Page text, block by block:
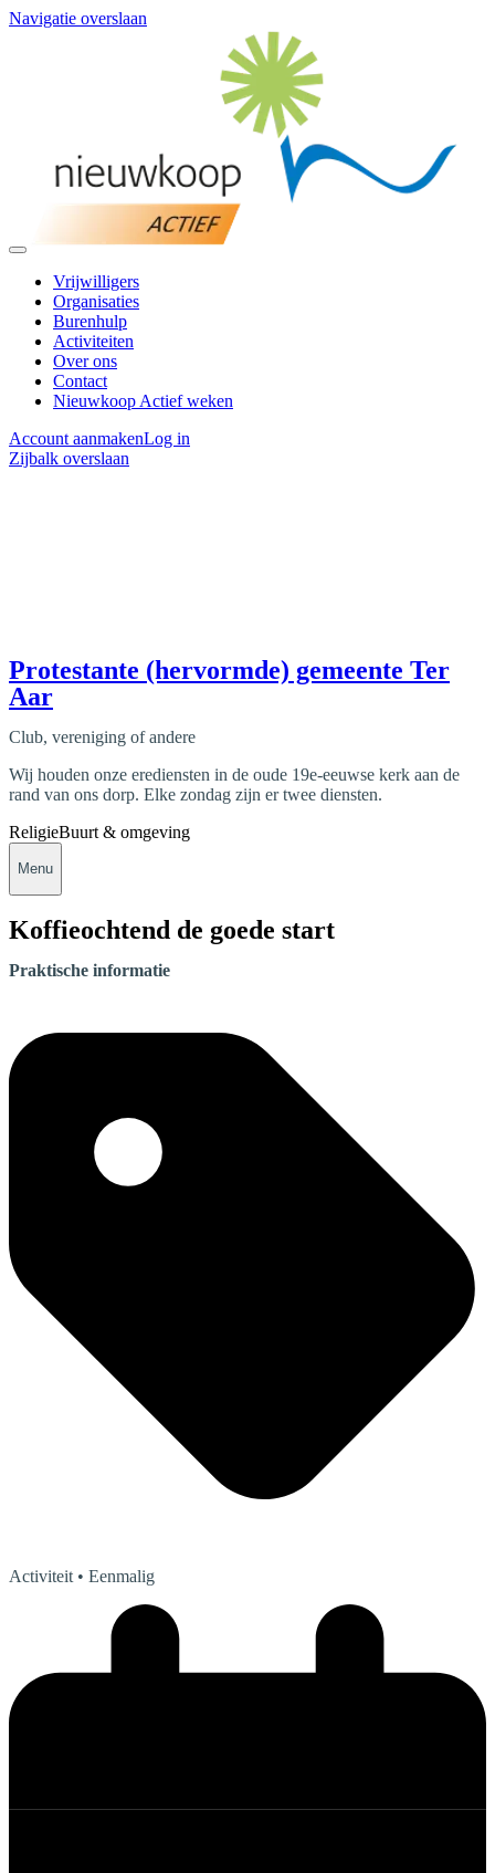
Navigatie overslaan
Vrijwilligers
Organisaties
Burenhulp
Activiteiten
Over ons
Contact
Nieuwkoop Actief weken
Account aanmakenLog in
Zijbalk overslaan
Protestante (hervormde) gemeente Ter
Aar
Club, vereniging of andere
Wij houden onze erediensten in de oude 19e-eeuwse kerk aan de
rand van ons dorp. Elke zondag zijn er twee diensten.
ReligieBuurt & omgeving
Menu
Koffieochtend de goede start
Praktische informatie
Activiteit • Eenmalig